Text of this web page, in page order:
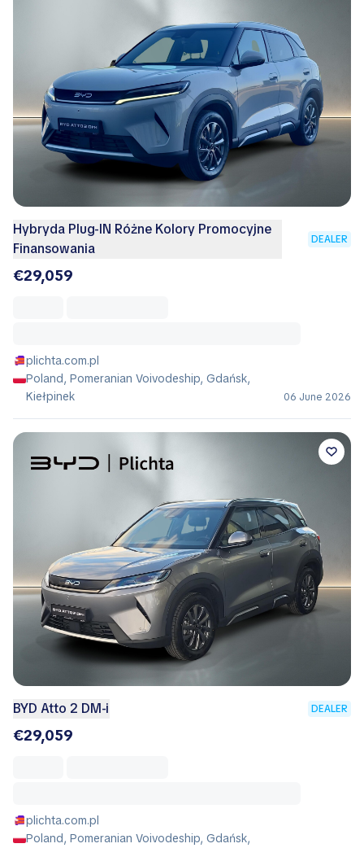
Hybryda Plug-IN Różne Kolory Promocyjne
Finansowania
DEALER
€29,059
plichta.com.pl
Poland, Pomeranian Voivodeship, Gdańsk,
Kiełpinek
06 June 2026
BYD Atto 2 DM-i DEALER
€29,059
plichta.com.pl
Poland, Pomeranian Voivodeship, Gdańsk,